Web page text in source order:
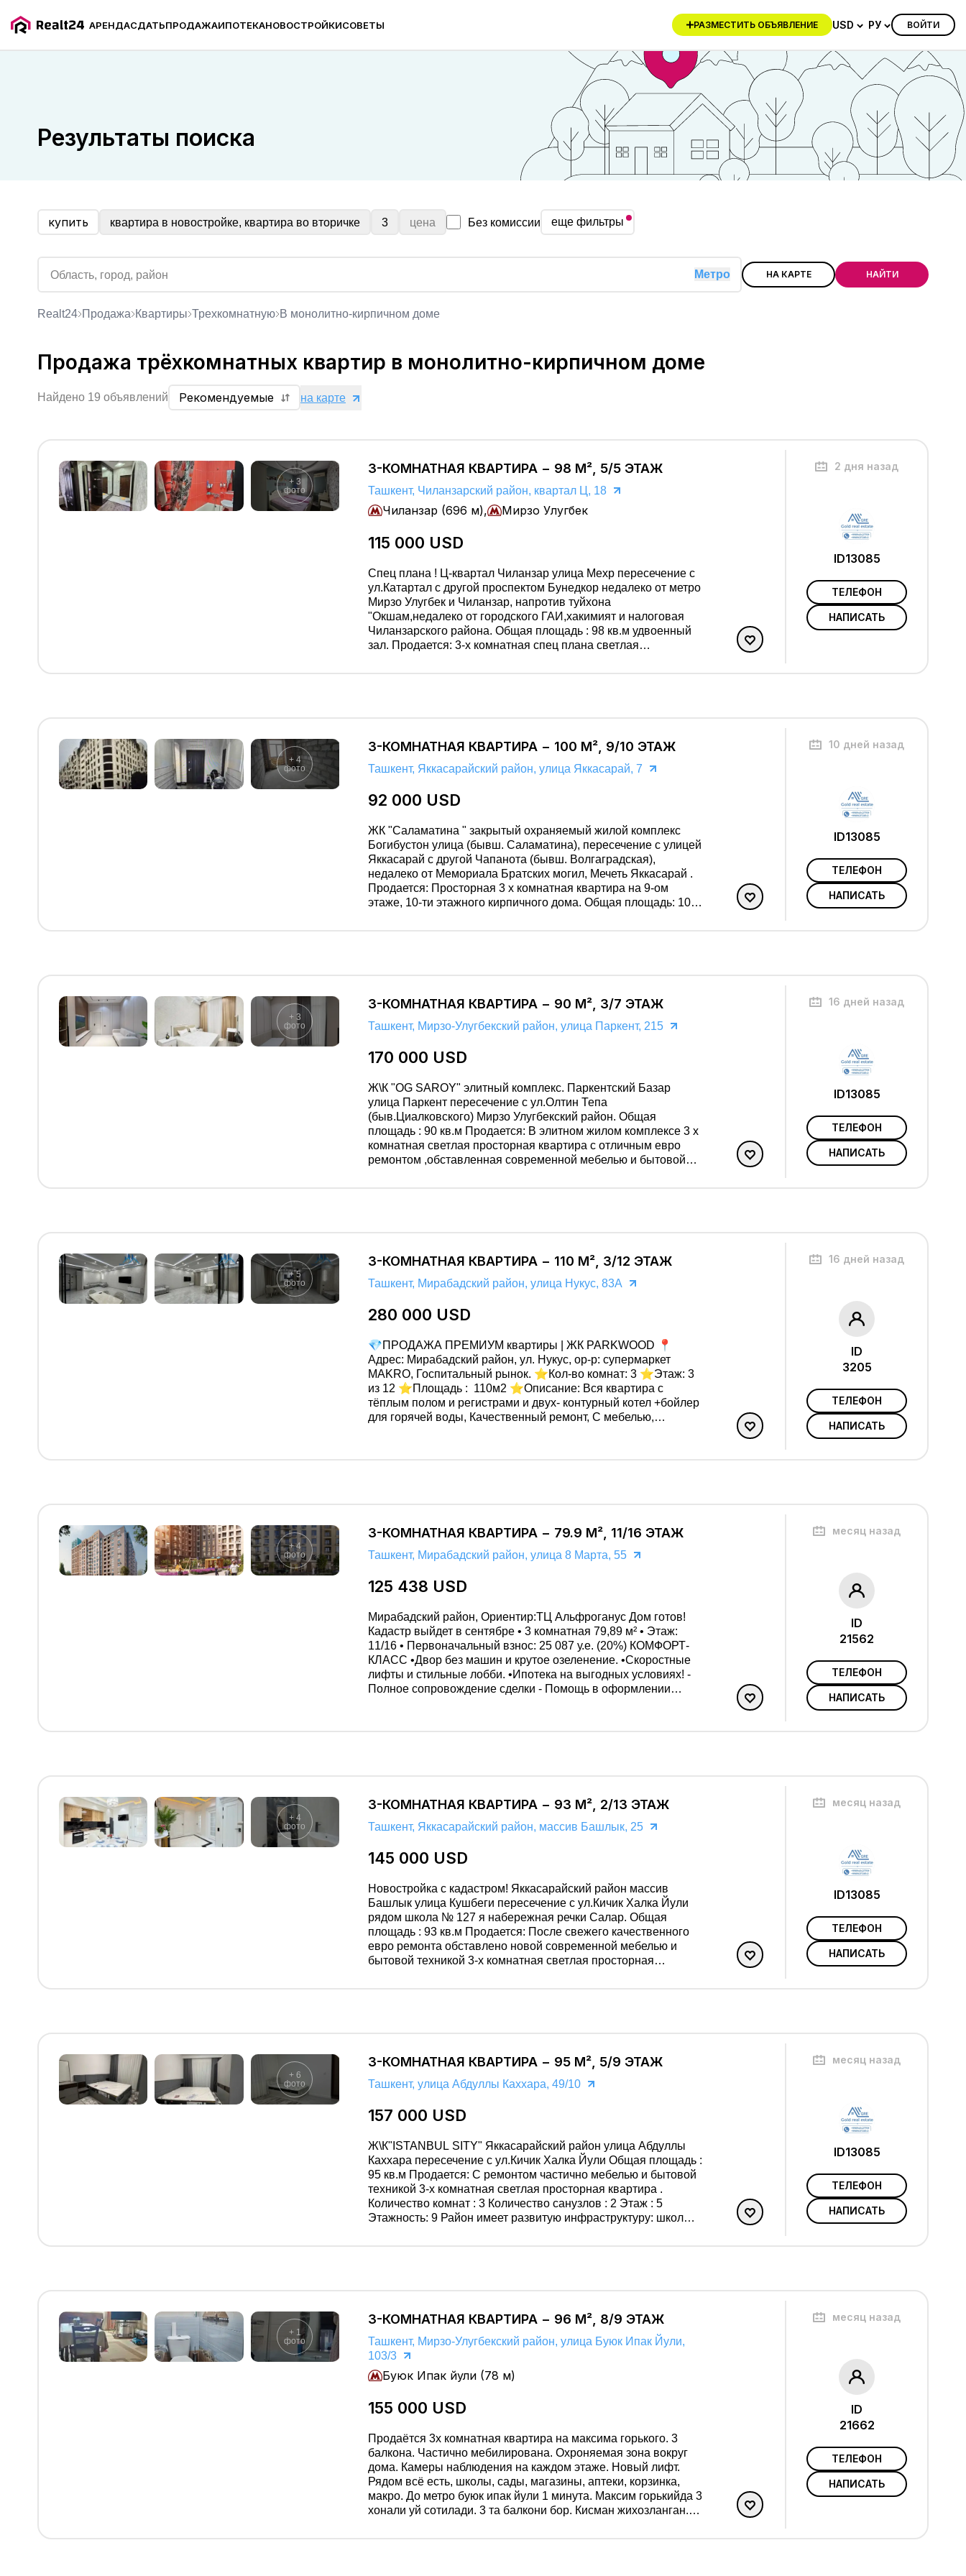
АРЕНДАСДАТЬПРОДАЖАИПОТЕКАНОВОСТРОЙКИСОВЕТЫ РАЗМЕСТИТЬ ОБЪЯВЛЕНИЕ USD РУ ВОЙТИ
Результаты поиска
купить квартира в новостройке, квартира во вторичке 3 цена Без комиссии еще фильтры
Метро НА КАРТЕ НАЙТИ
Realt24 Продажа квартиры трехкомнатную в монолитно-кирпичном доме
Продажа трёхкомнатных квартир в монолитно-кирпичном доме
Найдено 19 объявлений Рекомендуемые на карте
+ 3
фото
3-КОМНАТНАЯ КВАРТИРА − 98 М², 5/5 ЭТАЖ
Ташкент, Чиланзарский район, квартал Ц, 18
Чиланзар (696 м), Мирзо Улугбек
115 000 USD
Спец плана ! Ц-квартал Чиланзар улица Мехр пересечение с
ул.Катартал с другой проспектом Бунедкор недалеко от метро
Мирзо Улугбек и Чиланзар, напротив туйхона
"Окшам,недалеко от городского ГАИ,хакимият и налоговая
Чиланзарского района. Общая площадь : 98 кв.м удвоенный
зал. Продается: 3-х комнатная спец плана светлая
лоджия, в отличном состояние частично мебелью и бытовой
5 комнаты раздельные. Этажность: 5 Лоджия 3 х 7 метров
магазины развлекательные заведение. Помощь в
недвижимости представляет: ООО «GOLD REAL ESTATE»
2 дня назад
ID13085
ТЕЛЕФОН
НАПИСАТЬ
+ 4
фото
3-КОМНАТНАЯ КВАРТИРА − 100 М², 9/10 ЭТАЖ
Ташкент, Яккасарайский район, улица Яккасарай, 7
92 000 USD
ЖК "Саламатина " закрытый охраняемый жилой комплекс
Богибустон улица (бывш. Саламатина), пересечение с улицей
Яккасарай с другой Чапанота (бывш. Волгаградская),
недалеко от Мемориала Братских могил, Мечеть Яккасарай .
Продается: Просторная 3 х комнатная квартира на 9-ом
этаже, 10-ти этажного кирпичного дома. Общая площадь: 100
смотрят во двор. Кадастр есть. Район имеет развитую
REAL ESTATE» лицензия гос. Ком. Конкуренции rl 001 №0041
10 дней назад
ID13085
ТЕЛЕФОН
НАПИСАТЬ
+ 3
фото
3-КОМНАТНАЯ КВАРТИРА − 90 М², 3/7 ЭТАЖ
Ташкент, Мирзо-Улугбекский район, улица Паркент, 215
170 000 USD
Ж\К "OG SAROY" элитный комплекс. Паркентский Базар
улица Паркент пересечение с ул.Олтин Тепа
(быв.Циалковского) Мирзо Улугбекский район. Общая
площадь : 90 кв.м Продается: В элитном жилом комплексе 3 х
комнатная светлая просторная квартира с отличным евро
ремонтом ,обставленная современной мебелью и бытовой
Этажность: 7 Район имеет развитую инфраструктуру: школы,
показ. Собственника недвижимости представляет: ООО
№0041
16 дней назад
ID13085
ТЕЛЕФОН
НАПИСАТЬ
+5
фото
3-КОМНАТНАЯ КВАРТИРА − 110 М², 3/12 ЭТАЖ
Ташкент, Мирабадский район, улица Нукус, 83А
280 000 USD
💎ПРОДАЖА ПРЕМИУМ квартиры | ЖК PARKWOOD 📍
Адрес: Мирабадский район, ул. Нукус, ор-р: супермаркет
MAKRО, Госпитальный рынок. ⭐️Кол-во комнат: 3 ⭐️Этаж: 3
из 12 ⭐️Площадь : 110м2 ⭐️Описание: Вся квартира с
тёплым полом и регистрами и двух- контурный котел +бойлер
для горячей воды, Качественный ремонт, С мебелью,
86
16 дней назад
ID
3205
ТЕЛЕФОН
НАПИСАТЬ
+4
фото
3-КОМНАТНАЯ КВАРТИРА − 79.9 М², 11/16 ЭТАЖ
Ташкент, Мирабадский район, улица 8 Марта, 55
125 438 USD
Мирабадский район, Ориентир:ТЦ Альфроганус Дом готов!
Кадастр выйдет в сентябре • 3 комнатная 79,89 м² • Этаж:
11/16 • Первоначальный взнос: 25 087 у.е. (20%) КОМФОРТ-
КЛАСС •Двор без машин и крутое озеленение. •Скоростные
лифты и стильные лобби. •Ипотека на выгодных условиях! -
Полное сопровождение сделки - Помощь в оформлении
месяц назад
ID
21562
ТЕЛЕФОН
НАПИСАТЬ
+ 4
фото
3-КОМНАТНАЯ КВАРТИРА − 93 М², 2/13 ЭТАЖ
Ташкент, Яккасарайский район, массив Башлык, 25
145 000 USD
Новостройка с кадастром! Яккасарайский район массив
Башлык улица Кушбеги пересечение с ул.Кичик Халка Йули
рядом школа № 127 я набережная речки Салар. Общая
площадь : 93 кв.м Продается: После свежего качественного
евро ремонта обставлено новой современной мебелью и
бытовой техникой 3-х комнатная светлая просторная
Этаж : 2 Этажность: 13 Район имеет развитую
Оперативный показ. Собственника недвижимости
Ком. Конкуренции rl 001 №0041
месяц назад
ID13085
ТЕЛЕФОН
НАПИСАТЬ
+ 6
фото
3-КОМНАТНАЯ КВАРТИРА − 95 М², 5/9 ЭТАЖ
Ташкент, улица Абдуллы Каххара, 49/10
157 000 USD
Ж\К"ISTANBUL SITY" Яккасарайский район улица Абдуллы
Каххара пересечение с ул.Кичик Халка Йули Общая площадь :
95 кв.м Продается: С ремонтом частично мебелью и бытовой
техникой 3-х комнатная светлая просторная квартира .
Количество комнат : 3 Количество санузлов : 2 Этаж : 5
Этажность: 9 Район имеет развитую инфраструктуру: школы,
Помощь в проведении сделки. Оперативный показ.
месяц назад
ID13085
ТЕЛЕФОН
НАПИСАТЬ
+ 1
фото
3-КОМНАТНАЯ КВАРТИРА − 96 М², 8/9 ЭТАЖ
Ташкент, Мирзо-Улугбекский район, улица Буюк Ипак Йули,
103/3
Буюк Ипак йули (78 м)
155 000 USD
Продаётся 3х комнатная квартира на максима горького. 3
балкона. Частично мебилирована. Охроняемая зона вокруг
дома. Камеры наблюдения на каждом этаже. Новый лифт.
Рядом всё есть, школы, сады, магазины, аптеки, корзинка,
макро. До метро буюк ипак йули 1 минута. Максим горькийда 3
хонали уй сотилади. 3 та балкони бор. Кисман жихозланган.
янги. Хамма керакли нарсалар якин, мактаблар, богчалар,
месяц назад
ID
21662
ТЕЛЕФОН
НАПИСАТЬ